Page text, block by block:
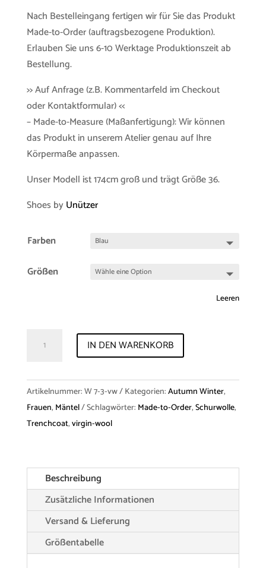
Nach Bestelleingang fertigen wir für Sie das Produkt
Made-to-Order (auftragsbezogene Produktion).
Erlauben Sie uns 6-10 Werktage Produktionszeit ab
Bestellung.
>> Auf Anfrage (z.B. Kommentarfeld im Checkout
oder Kontaktformular) <<
– Made-to-Measure (Maßanfertigung): Wir können
das Produkt in unserem Atelier genau auf Ihre
Körpermaße anpassen.
Unser Modell ist 174cm groß und trägt Größe 36.
Shoes byUnützer
Farben
Größen
Leeren
"Andrea"
Wool
Menge
IN DEN WARENKORB
Artikelnummer:W 7-3-vw Kategorien:Autumn Winter,
Frauen, Mäntel Schlagwörter: Made-to-Order,Schurwolle,
Trenchcoat,virgin-wool
Beschreibung
Zusätzliche Informationen
Versand & Lieferung
Größentabelle